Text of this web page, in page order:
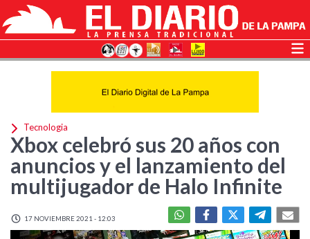
Tecnologia
Xbox celebró sus 20 años con
anuncios y el lanzamiento del
multijugador de Halo Infinite
17 NOVIEMBRE 2021 - 12:03